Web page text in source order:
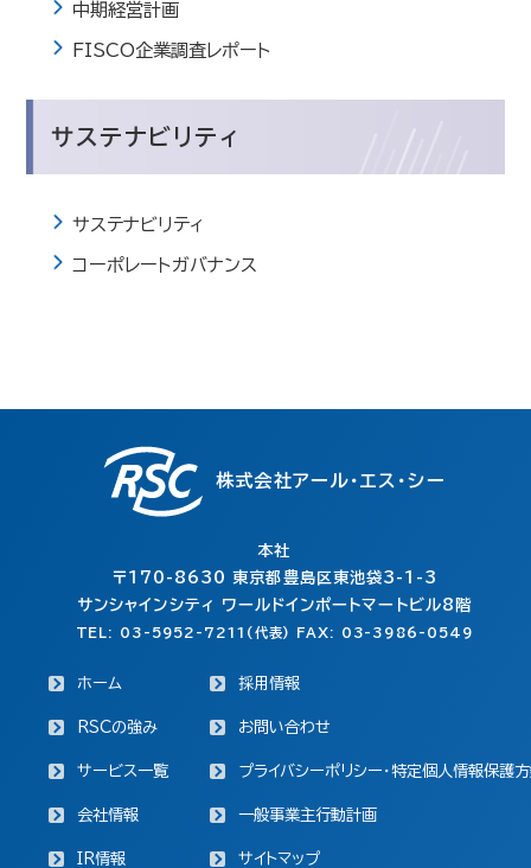
中期経営計画
FISCO企業調査レポート
サステナビリティ
サステナビリティ
コーポレートガバナンス
株式会社アール・エス・シー
本社
〒170-8630東京都豊島区東池袋3-1-3
サンシャインシティ ワールドインポートマートビル8階
TEL: 03-5952-7211(代表) FAX: 03-3986-0549
ホーム
RSCの強み
サービス一覧
会社情報
IR情報
採用情報
お問い合わせ
プライバシーポリシー・特定個人情報保護
一般事業主行動計画
サイトマップ